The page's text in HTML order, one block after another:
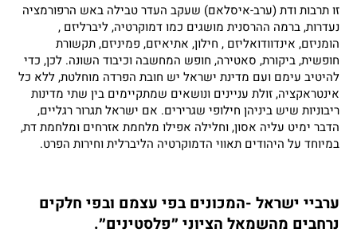
זו תרבות ודת (ערב-איסלאם) שעקב העדר טבילה באש הרפורמציה
נעדרות, ברמה ההרסנית מושגים כמו דמוקרטיה, ליברליזם ,
הומניזם, אינדוודואליזם , חילון, אתיאיזם, פמיניזם, תקשורת
חופשית, ביקורת, סאטירה, חופש המחשבה וכיבוד השונה. לכן, כדי
להיטיב עימם ועם מדינת ישראל יש חובת הפרדה מוחלטת, ללא כל
אינטראקציה, זולת עניינים ונושאים שמתקיימים בין שתי מדינות
ריבוניות שיש ביניהן חילופי שגרירים. אם ישראל תגרור רגליים,
הדבר ימיט עליה אסון, וחלילה אפילו מלחמת אזרחים ומלחמת דת,
במיוחד על היהודים תאווי הדמוקרטיה הליברלית וחירות הפרט.
ערביי ישראל -המכונים בפי עצמם ובפי חלקים
נרחבים מהשמאל הציוני ״פלסטינים״.